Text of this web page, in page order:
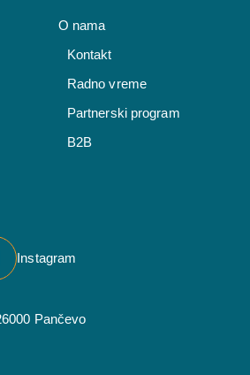
O nama
Kontakt
Radno vreme
Partnerski program
B2B
Instagram
Pančevo